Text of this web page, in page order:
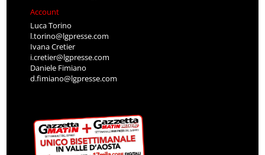
Account
Luca Torino
l.torino@lgpresse.com
Ivana Cretier
i.cretier@lgpresse.com
Daniele Fimiano
d.fimiano@lgpresse.com